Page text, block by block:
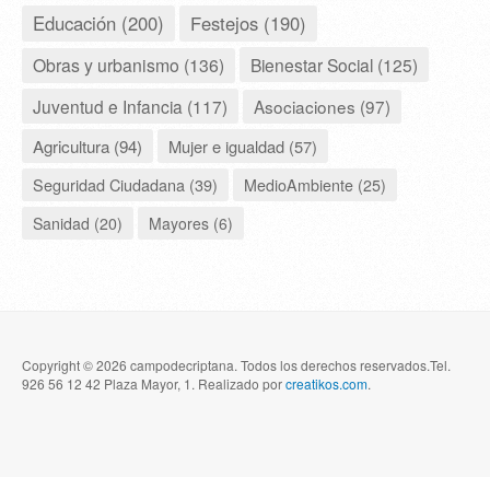
Educación (200) Festejos (190)
Obras y urbanismo (136)
Bienestar Social (125)
Juventud e Infancia (117)
Asociaciones (97)
Agricultura (94)
Mujer e igualdad (57)
Seguridad Ciudadana (39)
MedioAmbiente (25)
Sanidad (20)
Mayores (6)
Copyright © 2026 campodecriptana. Todos los derechos reservados.Tel.
926 56 12 42 Plaza Mayor, 1. Realizado porcreatikos.com.